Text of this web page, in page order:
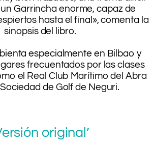
Garrincha enorme, capaz de
hasta el final», comenta la
sinopsis del libro.
especialmente en Bilbao y
frecuentados por las clases
el Real Club Marítimo del Abra
de Golf de Neguri.
original’